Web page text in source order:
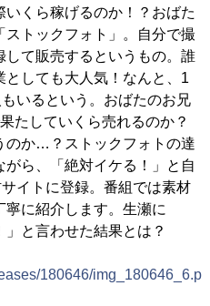
くら稼げるのか！？おばた
トックフォト」。自分で撮
して販売するというもの。誰
しても大人気！なんと、1
いるという。おばたのお兄
たしていくら売れるのか？
のか…？ストックフォトの達
ら、「絶対イケる！」と自
イトに登録。番組では素材
に紹介します。生瀬に
」と言わせた結果とは？
180646/